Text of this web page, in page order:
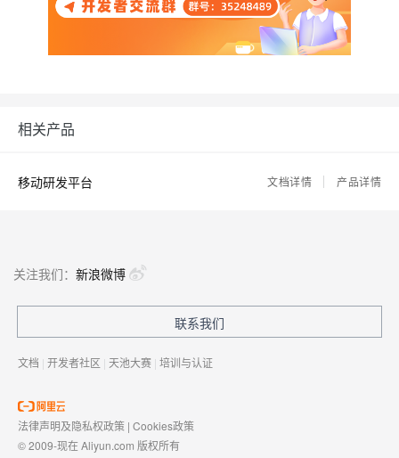
相关产品
移动研发平台 文档详情 产品详情
关注我们： 新浪微博
联系我们
文档 | 开发者社区 | 天池大赛 | 培训与认证
法律声明及隐私权政策 | Cookies政策
© 2009-现在 Aliyun.com 版权所有